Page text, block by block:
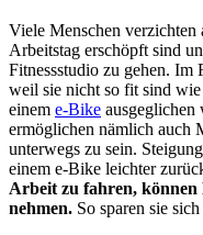
Viele Menschen verzichten
Arbeitstag erschöpft sind
Fitnessstudio zu gehen. Im
weil sie nicht so fit sind
einem e-Bike ausgeglichen
ermöglichen nämlich auch
unterwegs zu sein.
einem e-Bike leichter
Arbeit zu fahren, können
nehmen. So sparen sie